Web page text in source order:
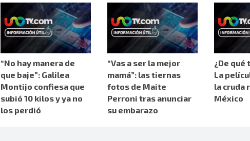
“No hay manera de
que baje”: Galilea
Montijo confiesa que
subió 10 kilos y ya no
los perdió
“Vas a ser la mejor
mamá”: las tiernas
fotos de Maite
Perroni tras anunciar
su embarazo
¿De qué
La
la cruda
México